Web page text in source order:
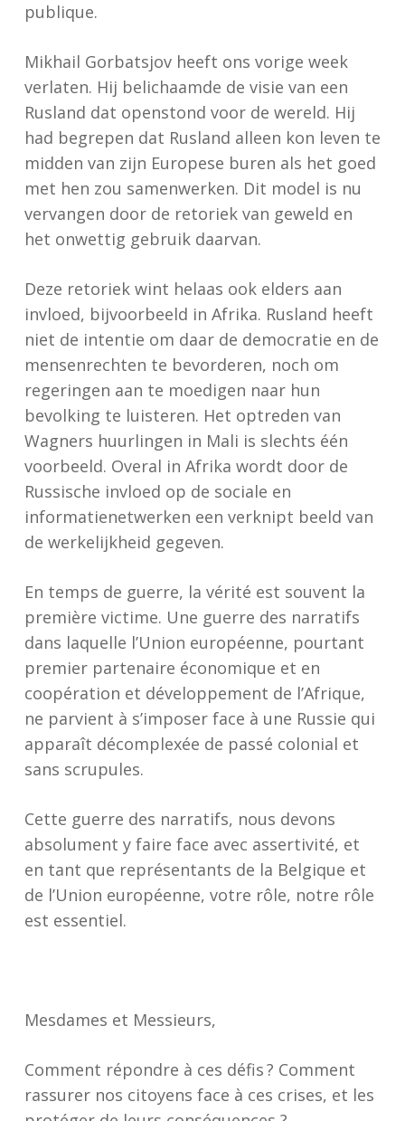
publique.
Mikhail Gorbatsjov heeft ons vorige week
verlaten. Hij belichaamde de visie van een
Rusland dat openstond voor de wereld. Hij
had begrepen dat Rusland alleen kon leven te
midden van zijn Europese buren als het goed
met hen zou samenwerken. Dit model is nu
vervangen door de retoriek van geweld en
het onwettig gebruik daarvan.
Deze retoriek wint helaas ook elders aan
invloed, bijvoorbeeld in Afrika. Rusland heeft
niet de intentie om daar de democratie en de
mensenrechten te bevorderen, noch om
regeringen aan te moedigen naar hun
bevolking te luisteren. Het optreden van
Wagners huurlingen in Mali is slechts één
voorbeeld. Overal in Afrika wordt door de
Russische invloed op de sociale en
informatienetwerken een verknipt beeld van
de werkelijkheid gegeven.
En temps de guerre, la vérité est souvent la
première victime. Une guerre des narratifs
dans laquelle l’Union européenne, pourtant
premier partenaire économique et en
coopération et développement de l’Afrique,
ne parvient à s’imposer face à une Russie qui
apparaît décomplexée de passé colonial et
sans scrupules.
Cette guerre des narratifs, nous devons
absolument y faire face avec assertivité, et
en tant que représentants de la Belgique et
de l’Union européenne, votre rôle, notre rôle
est essentiel.
Mesdames et Messieurs,
Comment répondre à ces défis ? Comment
rassurer nos citoyens face à ces crises, et les